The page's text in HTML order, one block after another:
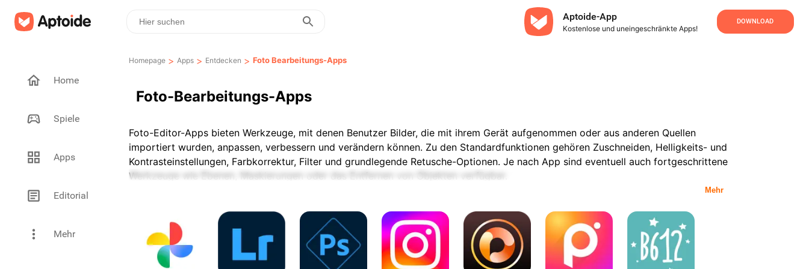
Aptoide-App
Kostenlose und uneingeschränkte Apps!
DOWNLOAD
Home
Spiele
Apps
Editorial
Mehr
Homepage > Apps > Entdecken > Foto Bearbeitungs-Apps
Foto-Bearbeitungs-Apps
Foto-Editor-Apps bieten Werkzeuge, mit denen Benutzer Bilder, die mit ihrem Gerät aufgenommen oder aus anderen Quellen
importiert wurden, anpassen, verbessern und verändern können. Zu den Standardfunktionen gehören Zuschneiden, Helligkeits- und
Kontrasteinstellungen, Farbkorrektur, Filter und grundlegende Retusche-Optionen. Je nach App sind eventuell auch fortgeschrittene
Werkzeuge wie Ebenen, Maskierungen oder das Entfernen von Objekten verfügbar.
ausgelegt, die Bearbeitung auf kleineren Bildschirmen zugänglich zu machen und dabei Benutzerfreundlichkeit mit Kontrolle über
visuelle Details zu verbinden. Einige Werkzeuge konzentrieren sich auf schnelle Verbesserungen, während andere detailliertere
Anpassungen für kreative oder semiprofessionelle Nutzung bieten.
Die Kompatibilität mit verschiedenen Geräten und Bildformaten kann die Leistung von Foto-Editor-Apps in der Praxis beeinflussen.
Mehr